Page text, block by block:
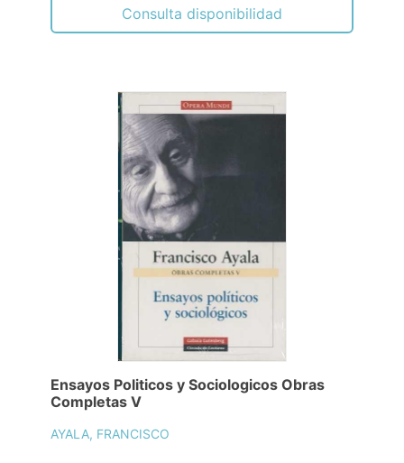
Consulta disponibilidad
Ensayos Politicos y Sociologicos Obras
Completas V
AYALA, FRANCISCO